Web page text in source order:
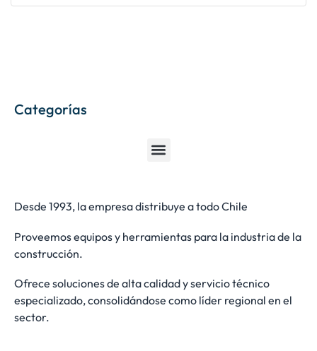
Categorías
Desde 1993, la empresa distribuye a todo Chile
Proveemos equipos y herramientas para la industria de la
construcción.
Ofrece soluciones de alta calidad y servicio técnico
especializado, consolidándose como líder regional en el
sector.